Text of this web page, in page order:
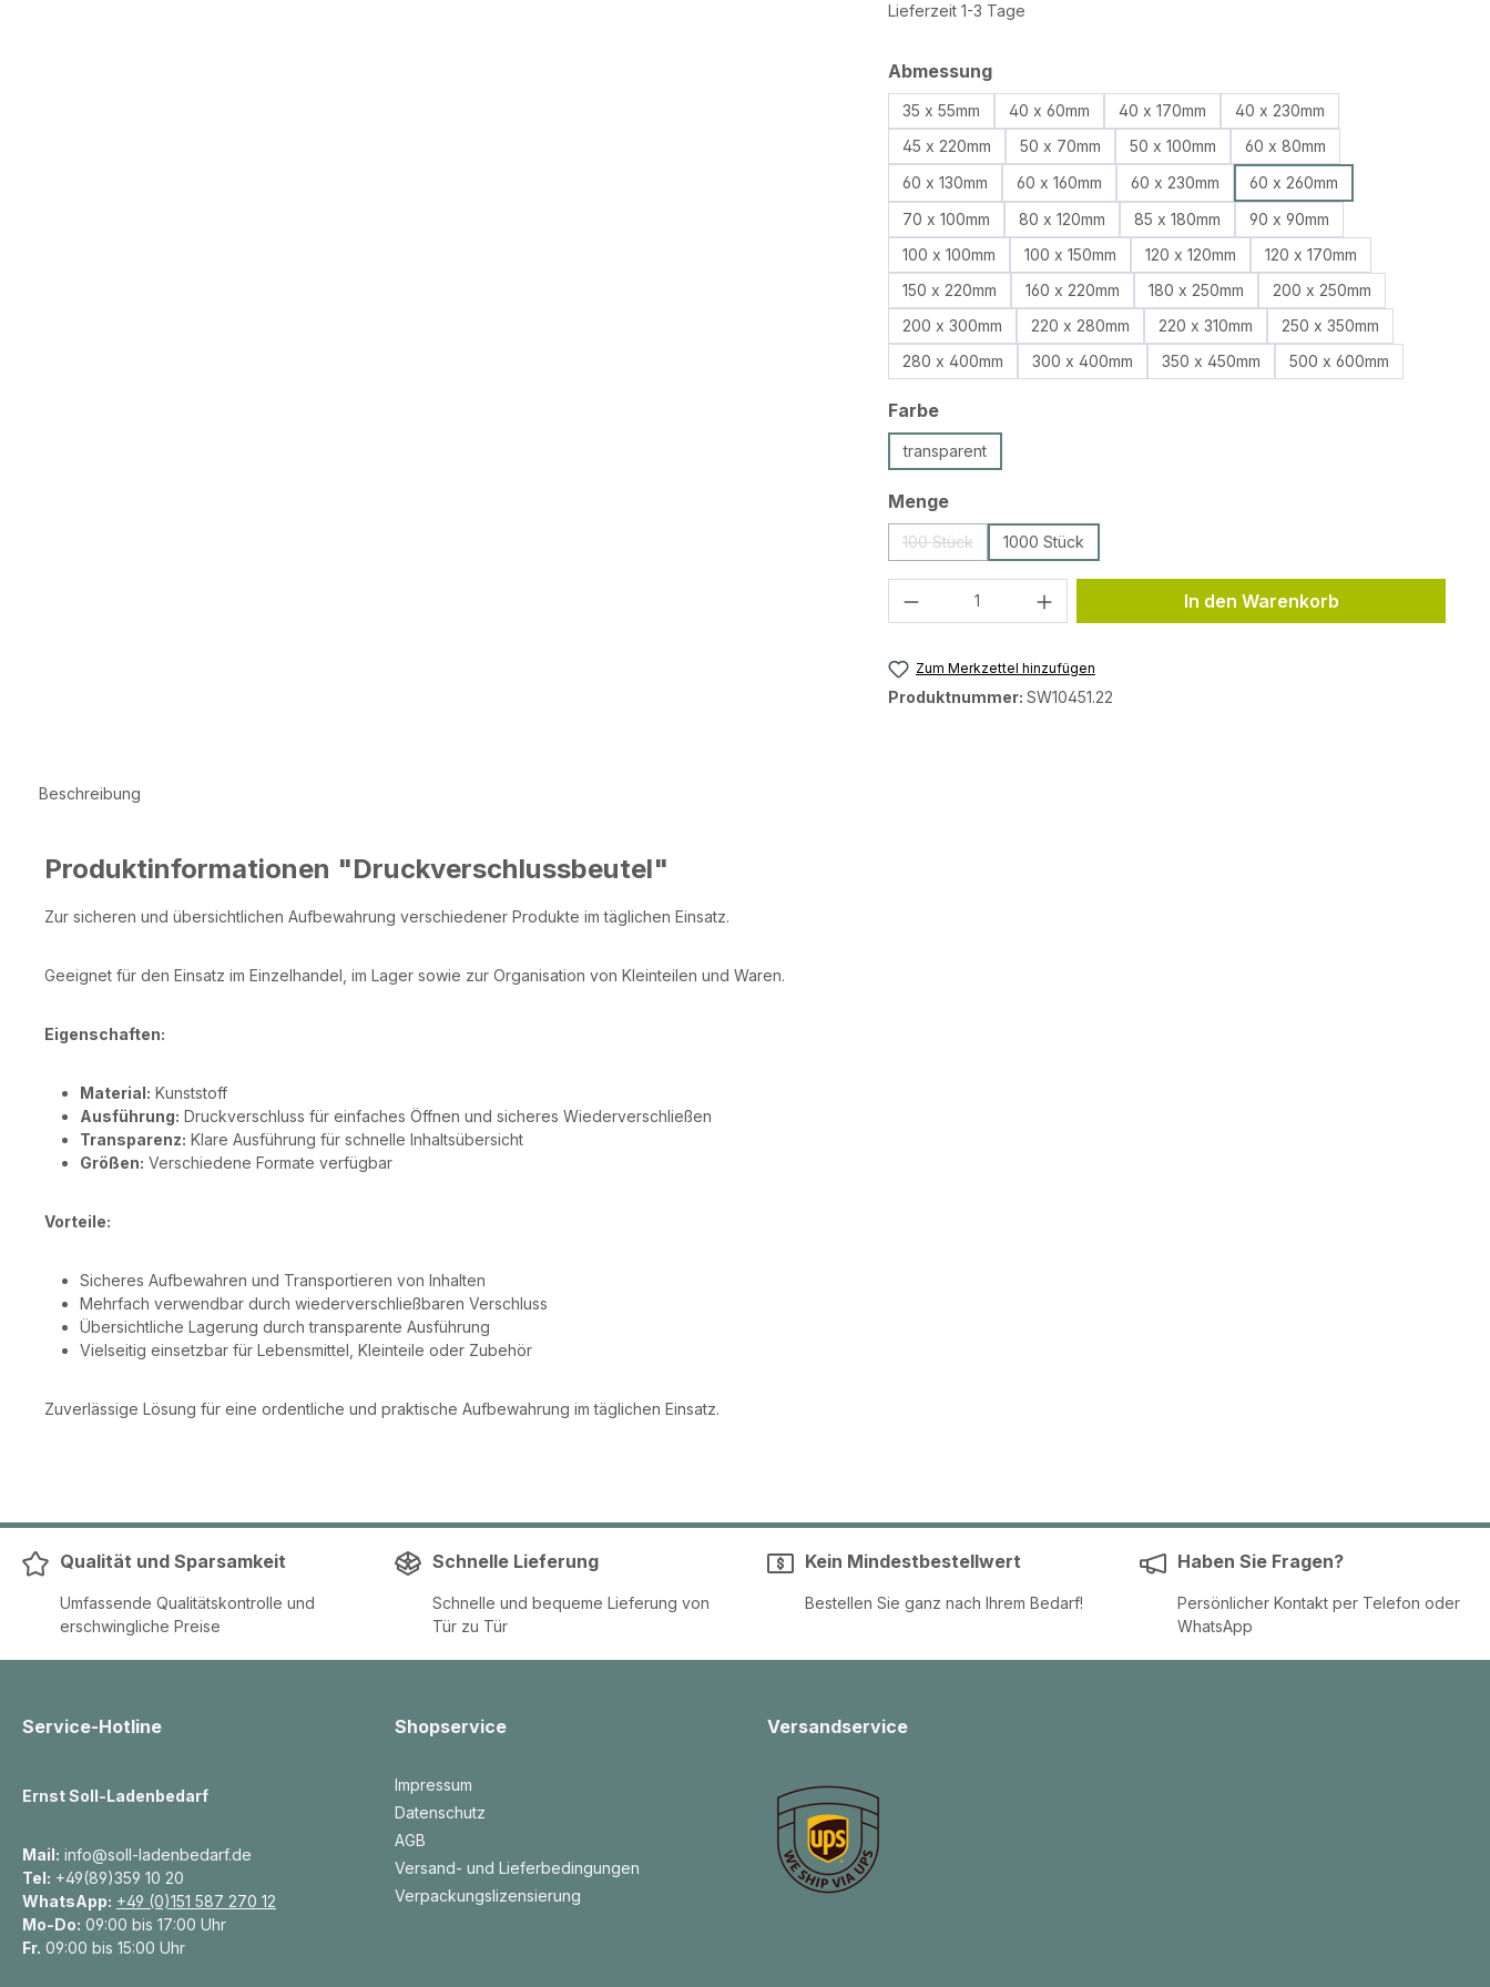
Lieferzeit 1-3 Tage
Abmessungauswählen
35 x 55mm 40 x 60mm 40 x 170mm
40 x 230mm
45 x 220mm
50 x 70mm 50 x 100mm
60 x 80mm
60 x 130mm
60 x 160mm 60 x 230mm
60 x 260mm
70 x 100mm
80 x 120mm 85 x 180mm
90 x 90mm
100 x 100mm
100 x 150mm 120 x 120mm
120 x 170mm
150 x 220mm
160 x 220mm 180 x 250mm
200 x 250mm
200 x 300mm
220 x 280mm 220 x 310mm
250 x 350mm
280 x 400mm
300 x 400mm 350 x 450mm 500 x 600mm
Farbeauswählen
transparent
Mengeauswählen
100 Stück 1000 Stück
Produkt Anzahl: Gib den gewünschten Wert
In den Warenkorb
Zum Merkzettel hinzufügen
Produktnummer: SW10451.22
Beschreibung
Produktinformationen "Druckverschlussbeutel"
Zur sicheren und übersichtlichen Aufbewahrung verschiedener Produkte im täglichen Einsatz.
Geeignet für den Einsatz im Einzelhandel, im Lager sowie zur Organisation von Kleinteilen und Waren.
Eigenschaften:
Material: Kunststoff
Ausführung: Druckverschluss für einfaches Öffnen und sicheres Wiederverschließen
Transparenz: Klare Ausführung für schnelle Inhaltsübersicht
Größen: Verschiedene Formate verfügbar
Vorteile:
Sicheres Aufbewahren und Transportieren von Inhalten
Mehrfach verwendbar durch wiederverschließbaren Verschluss
Übersichtliche Lagerung durch transparente Ausführung
Vielseitig einsetzbar für Lebensmittel, Kleinteile oder Zubehör
Zuverlässige Lösung für eine ordentliche und praktische Aufbewahrung im täglichen Einsatz.
Qualität und Sparsamkeit
Umfassende Qualitätskontrolle und
erschwingliche Preise
Schnelle Lieferung
Schnelle und bequeme Lieferung von
Tür zu Tür
Kein Mindestbestellwert
Bestellen Sie ganz nach Ihrem Bedarf!
Haben Sie Fragen?
Persönlicher Kontakt per Telefon oder
WhatsApp
Service-Hotline
Ernst Soll-Ladenbedarf
Mail: info@soll-ladenbedarf.de
Tel: +49(89)359 10 20
WhatsApp: +49 (0)151 587 270 12
Mo-Do: 09:00 bis 17:00 Uhr
Fr. 09:00 bis 15:00 Uhr
Shopservice
Impressum
Datenschutz
AGB
Versand- und Lieferbedingungen
Verpackungslizensierung
Versandservice